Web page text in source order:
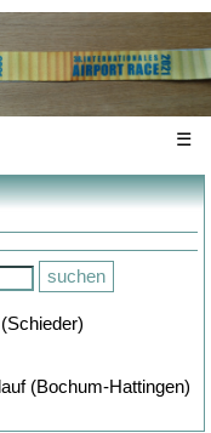
☰
(Bochum-Hattingen)